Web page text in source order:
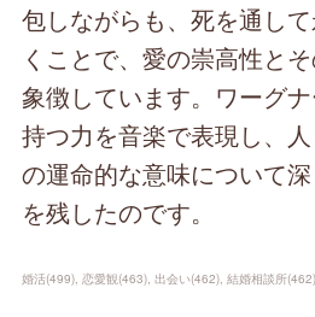
包しながらも、死を通し
くことで、愛の崇高性と
象徴しています。ワーグ
持つ力を音楽で表現し、
の運命的な意味について
を残したのです。
婚活(499) 恋愛観(463) 出会い(462) 結婚相談所(462)